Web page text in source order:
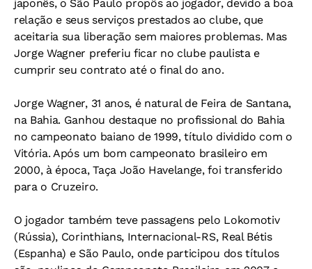
japonês, o São Paulo propôs ao jogador, devido a boa
relação e seus serviços prestados ao clube, que
aceitaria sua liberação sem maiores problemas. Mas
Jorge Wagner preferiu ficar no clube paulista e
cumprir seu contrato até o final do ano.
Jorge Wagner, 31 anos, é natural de Feira de Santana,
na Bahia. Ganhou destaque no profissional do Bahia
no campeonato baiano de 1999, título dividido com o
Vitória. Após um bom campeonato brasileiro em
2000, à época, Taça João Havelange, foi transferido
para o Cruzeiro.
O jogador também teve passagens pelo Lokomotiv
(Rússia), Corinthians, Internacional-RS, Real Bétis
(Espanha) e São Paulo, onde participou dos títulos